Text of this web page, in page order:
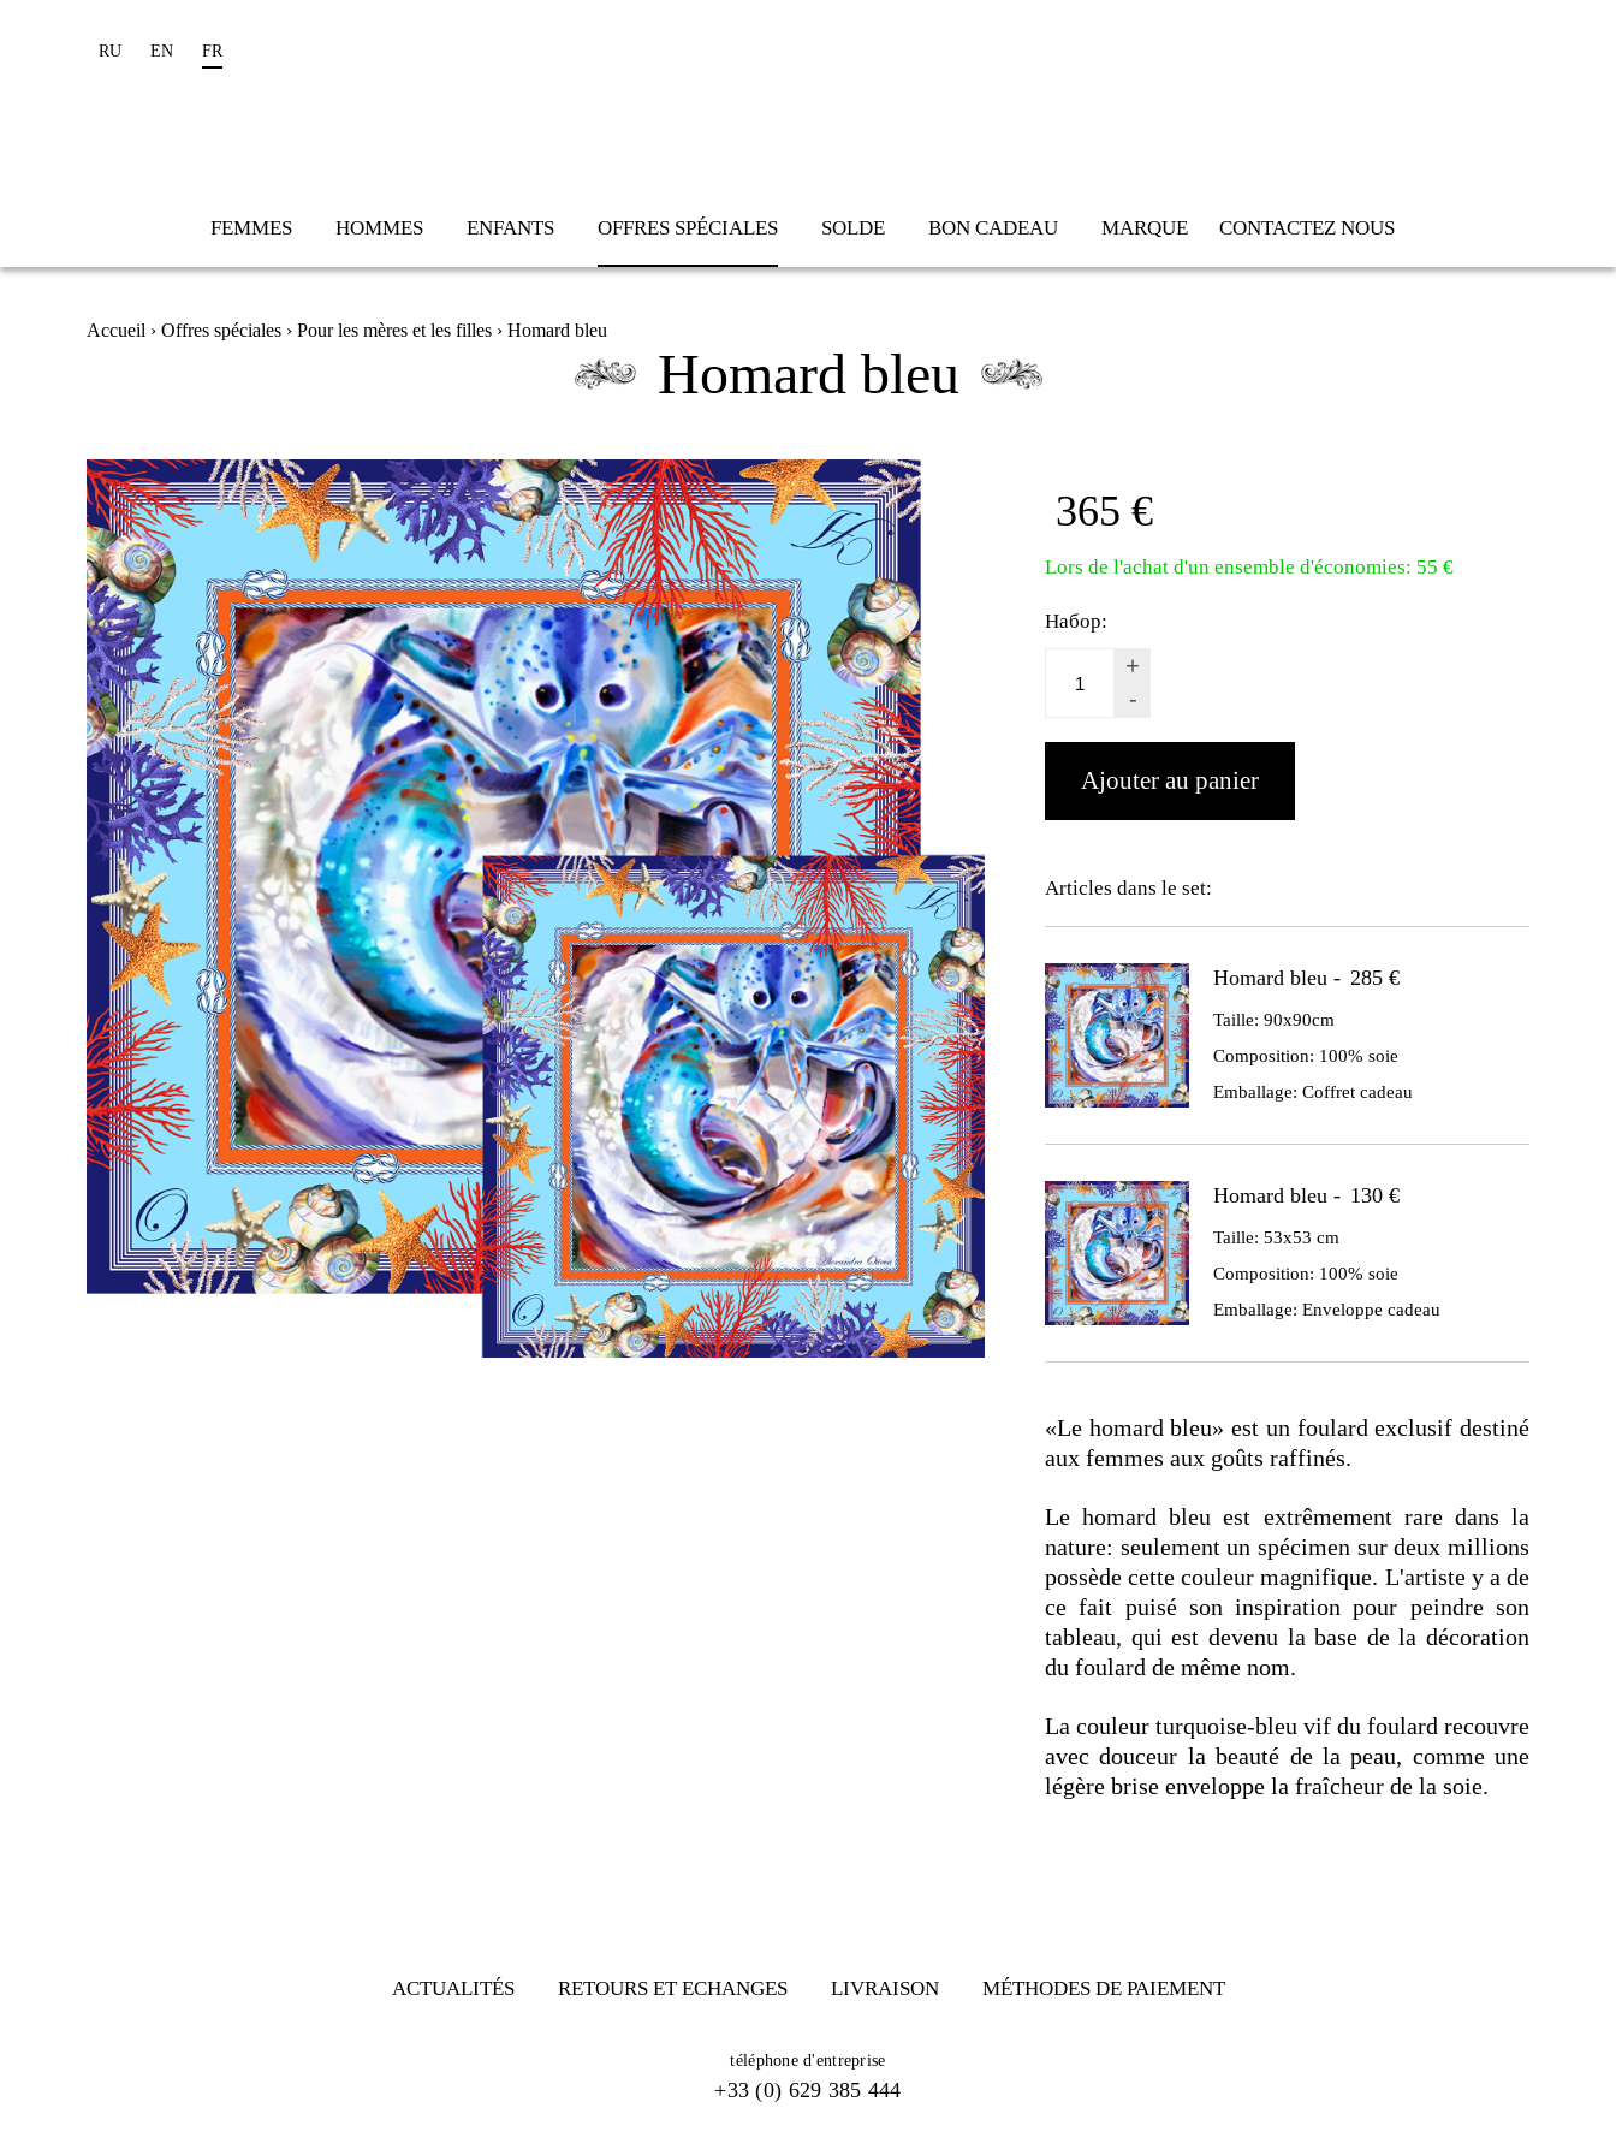
RU EN FR
FEMMES HOMMES ENFANTS OFFRES SPÉCIALES SOLDE BON CADEAU MARQUE CONTACTEZ NOUS
Vous êtes ici
Accueil › Offres spéciales › Pour les mères et les filles › Homard bleu
Homard bleu
365 €
Lors de l'achat d'un ensemble d'économies: 55 €
Набор:
+
-
Articles dans le set:
Homard bleu - 285 €
Taille: 90x90cm
Composition: 100% soie
Emballage: Coffret cadeau
Homard bleu - 130 €
Taille: 53x53 cm
Composition: 100% soie
Emballage: Enveloppe cadeau
«Le homard bleu» est un foulard exclusif destiné
aux femmes aux goûts raffinés.
Le homard bleu est extrêmement rare dans la
nature: seulement un spécimen sur deux millions
possède cette couleur magnifique. L'artiste y a de
ce fait puisé son inspiration pour peindre son
tableau, qui est devenu la base de la décoration
du foulard de même nom.
La couleur turquoise-bleu vif du foulard recouvre
avec douceur la beauté de la peau, comme une
légère brise enveloppe la fraîcheur de la soie.
ACTUALITÉS RETOURS ET ECHANGES LIVRAISON MÉTHODES DE PAIEMENT
téléphone d'entreprise
+33 (0) 629 385 444